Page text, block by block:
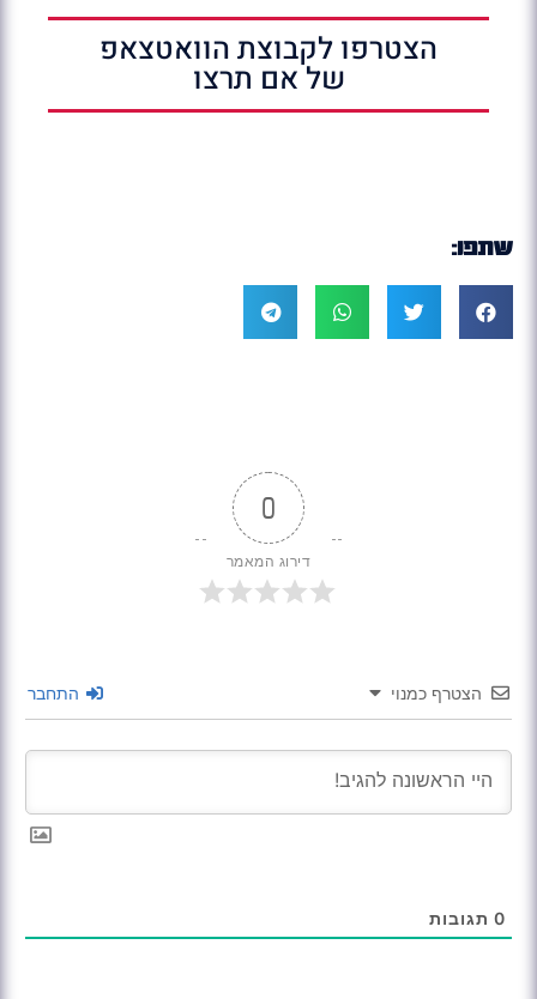
הצטרפו לקבוצת הוואטצאפ
של אם תרצו
שתפו:
0
דירוג המאמר
הצטרף כמנוי התחבר
0 תגובות